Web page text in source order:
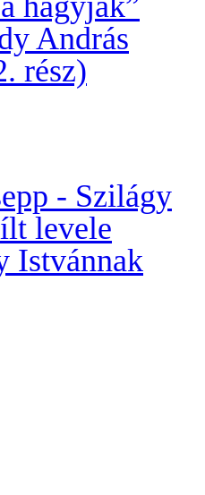
András
rész)
- Szilágy
levele
Istvánnak